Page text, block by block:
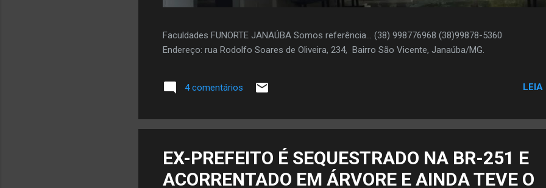
Faculdades FUNORTE JANAÚBA Somos referência... (38) 998776968 (38)99878-5360
Endereço: rua Rodolfo Soares de Oliveira, 234, Bairro São Vicente, Janaúba/MG.
4 comentários LEIA
EX-PREFEITO É SEQUESTRADO NA BR-251 E
ACORRENTADO EM ÁRVORE E AINDA TEVE O